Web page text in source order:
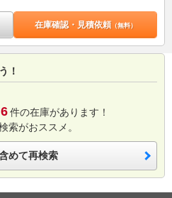
在庫確認・見積依頼（無料）
！
6件の在庫があります！
索がおススメ。
めて再検索